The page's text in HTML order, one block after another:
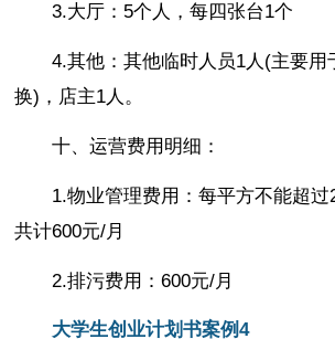
3.大厅：5个人，每四张台1个
4.其他：其他临时人员1人(主要用
换)，店主1人。
十、运营费用明细：
1.物业管理费用：每平方不能超
共计600元/月
2.排污费用：600元/月
大学生创业计划书案例4